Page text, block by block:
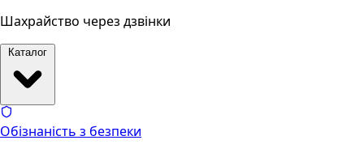
Шахрайство через дзвінки
Обізнаність з безпеки